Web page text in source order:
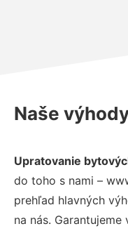
Naše
Upratovanie
do toho s nami –
prehľad hlavných
na nás.